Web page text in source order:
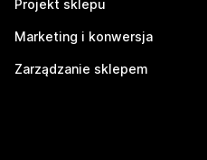
Projekt sklepu
Marketing i konwersja
Zarządzanie sklepem